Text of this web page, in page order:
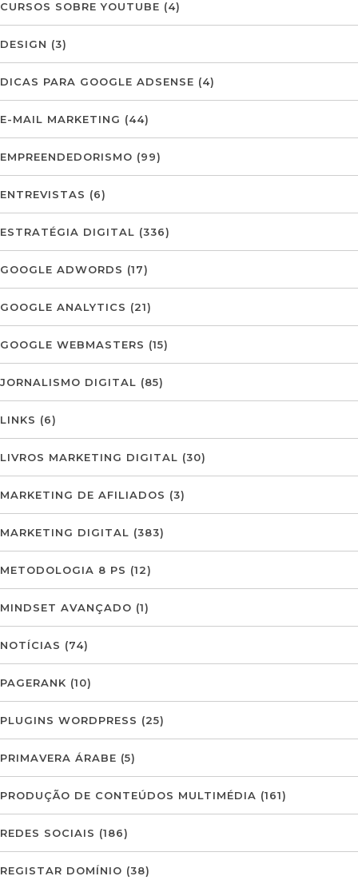
CURSOS SOBRE YOUTUBE (4)
DESIGN (3)
DICAS PARA GOOGLE ADSENSE (4)
E-MAIL MARKETING (44)
EMPREENDEDORISMO (99)
ENTREVISTAS (6)
ESTRATÉGIA DIGITAL (336)
GOOGLE ADWORDS (17)
GOOGLE ANALYTICS (21)
GOOGLE WEBMASTERS (15)
JORNALISMO DIGITAL (85)
LINKS (6)
LIVROS MARKETING DIGITAL (30)
MARKETING DE AFILIADOS (3)
MARKETING DIGITAL (383)
METODOLOGIA 8 PS (12)
MINDSET AVANÇADO (1)
NOTÍCIAS (74)
PAGERANK (10)
PLUGINS WORDPRESS (25)
PRIMAVERA ÁRABE (5)
PRODUÇÃO DE CONTEÚDOS MULTIMÉDIA (161)
REDES SOCIAIS (186)
REGISTAR DOMÍNIO (38)